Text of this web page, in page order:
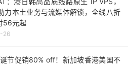
力本土业务与流媒体解锁，全线八折
56元起
26
节促销80% off！新加坡香港美国不